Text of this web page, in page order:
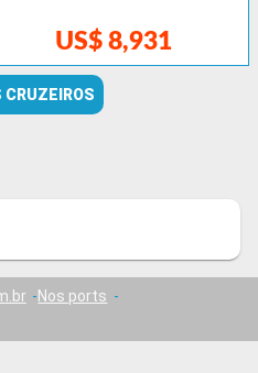
US$ 8,931
CRUZEIROS
Nos ports